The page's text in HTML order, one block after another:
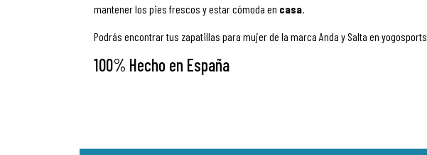
mantener los pies frescos y estar cómoda en casa.
Podrás encontrar tus zapatillas para mujer de la marca Anda y Salta en yogosports.
100% Hecho en España